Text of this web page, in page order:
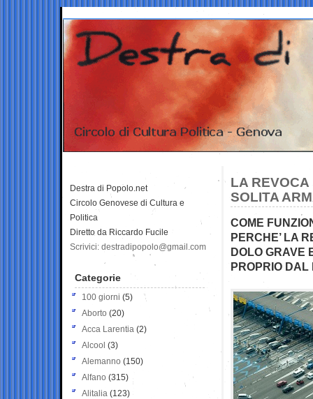
LA REVOCA
SOLITA
COME
PERCHE’ LA
DOLO GRAVE
PROPRIO DAL
Destra di Popolo.net
Circolo Genovese di Cultura e
Politica
Diretto da Riccardo Fucile
Scrivici: destradipopolo@gmail.com
Categorie
100 giorni (5)
Aborto (20)
Acca Larentia (2)
Alcool (3)
Alemanno (150)
Alfano (315)
Alitalia (123)